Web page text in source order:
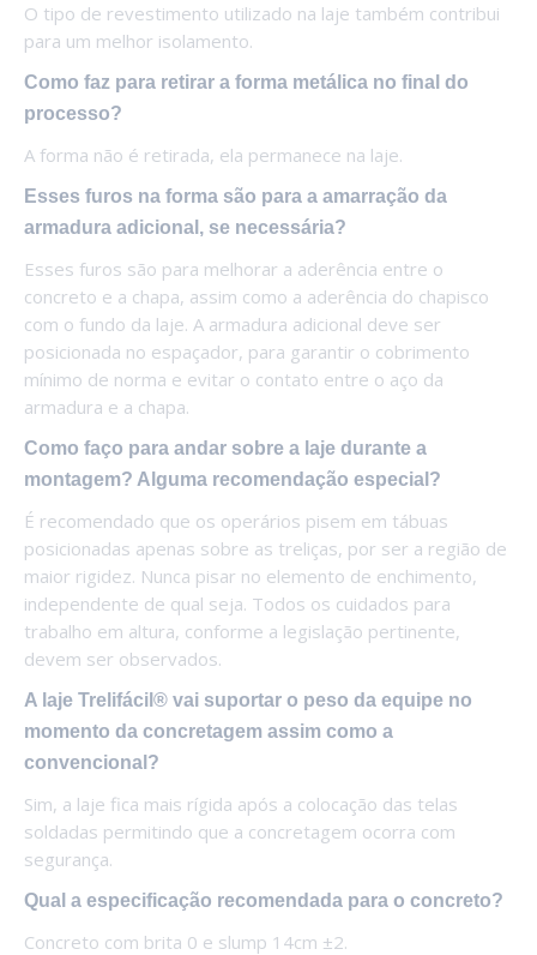
O tipo de revestimento utilizado na laje também contribui
para um melhor isolamento.
Como faz para retirar a forma metálica no final do
processo?
A forma não é retirada, ela permanece na laje.
Esses furos na forma são para a amarração da
armadura adicional, se necessária?
Esses furos são para melhorar a aderência entre o
concreto e a chapa, assim como a aderência do chapisco
com o fundo da laje. A armadura adicional deve ser
posicionada no espaçador, para garantir o cobrimento
mínimo de norma e evitar o contato entre o aço da
armadura e a chapa.
Como faço para andar sobre a laje durante a
montagem? Alguma recomendação especial?
É recomendado que os operários pisem em tábuas
posicionadas apenas sobre as treliças, por ser a região de
maior rigidez. Nunca pisar no elemento de enchimento,
independente de qual seja. Todos os cuidados para
trabalho em altura, conforme a legislação pertinente,
devem ser observados.
A laje Trelifácil® vai suportar o peso da equipe no
momento da concretagem assim como a
convencional?
Sim, a laje fica mais rígida após a colocação das telas
soldadas permitindo que a concretagem ocorra com
segurança.
Qual a especificação recomendada para o concreto?
Concreto com brita 0 e slump 14cm ±2.